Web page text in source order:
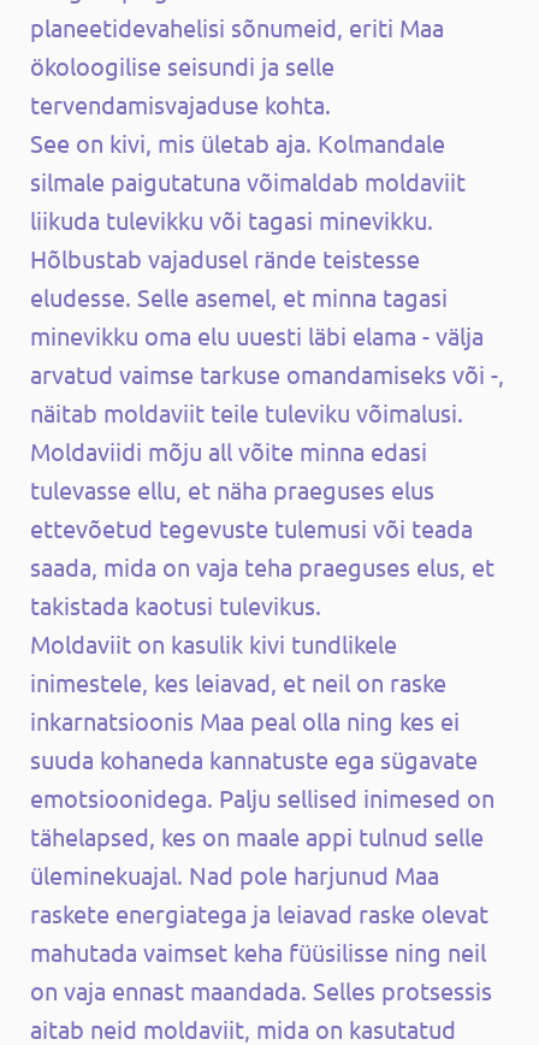
planeetidevahelisi sõnumeid, eriti Maa
ökoloogilise seisundi ja selle
tervendamisvajaduse kohta.
See on kivi, mis ületab aja. Kolmandale
silmale paigutatuna võimaldab moldaviit
liikuda tulevikku või tagasi minevikku.
Hõlbustab vajadusel rände teistesse
eludesse. Selle asemel, et minna tagasi
minevikku oma elu uuesti läbi elama - välja
arvatud vaimse tarkuse omandamiseks või -,
näitab moldaviit teile tuleviku võimalusi.
Moldaviidi mõju all võite minna edasi
tulevasse ellu, et näha praeguses elus
ettevõetud tegevuste tulemusi või teada
saada, mida on vaja teha praeguses elus, et
takistada kaotusi tulevikus.
Moldaviit on kasulik kivi tundlikele
inimestele, kes leiavad, et neil on raske
inkarnatsioonis Maa peal olla ning kes ei
suuda kohaneda kannatuste ega sügavate
emotsioonidega. Palju sellised inimesed on
tähelapsed, kes on maale appi tulnud selle
üleminekuajal. Nad pole harjunud Maa
raskete energiatega ja leiavad raske olevat
mahutada vaimset keha füüsilisse ning neil
on vaja ennast maandada. Selles protsessis
aitab neid moldaviit, mida on kasutatud